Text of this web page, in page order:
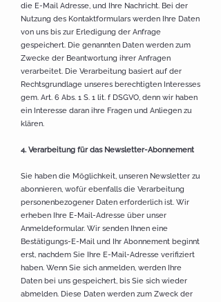
die E-Mail Adresse, und Ihre Nachricht. Bei der
Nutzung des Kontaktformulars werden Ihre Daten
von uns bis zur Erledigung der Anfrage
gespeichert. Die genannten Daten werden zum
Zwecke der Beantwortung ihrer Anfragen
verarbeitet. Die Verarbeitung basiert auf der
Rechtsgrundlage unseres berechtigten Interesses
gem. Art. 6 Abs. 1 S. 1 lit. f DSGVO, denn wir haben
ein Interesse daran ihre Fragen und Anliegen zu
klären.
4. Verarbeitung für das Newsletter-Abonnement
Sie haben die Möglichkeit, unseren Newsletter zu
abonnieren, wofür ebenfalls die Verarbeitung
personenbezogener Daten erforderlich ist. Wir
erheben Ihre E-Mail-Adresse über unser
Anmeldeformular. Wir senden Ihnen eine
Bestätigungs-E-Mail und Ihr Abonnement beginnt
erst, nachdem Sie Ihre E-Mail-Adresse verifiziert
haben. Wenn Sie sich anmelden, werden Ihre
Daten bei uns gespeichert, bis Sie sich wieder
abmelden. Diese Daten werden zum Zweck der